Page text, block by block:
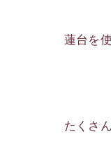
蓮台を
たくさ